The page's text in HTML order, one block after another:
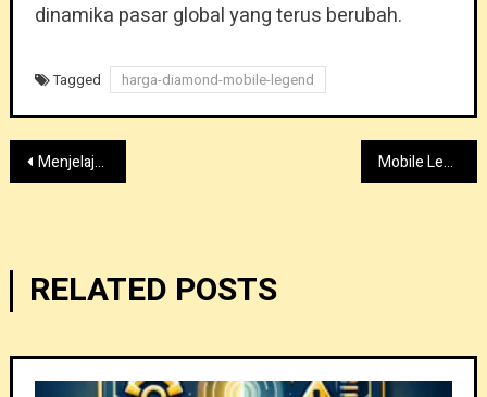
dinamika pasar global yang terus berubah.
Tagged harga-diamond-mobile-legend
Post
Menjelajahi Kontroversi: Legenda Seluler dan Pendekatannya terhadap Seksualisasi Karakter Mobile Legend Asal Usul Negara
RELATED POSTS